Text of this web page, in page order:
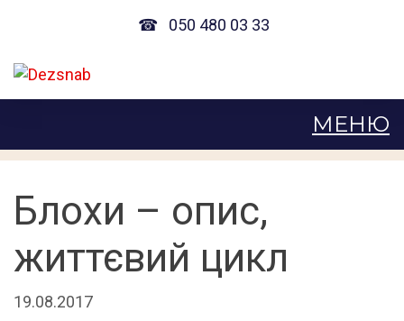
☎ 050 480 03 33
Блохи – опис,
життєвий цикл
19.08.2017